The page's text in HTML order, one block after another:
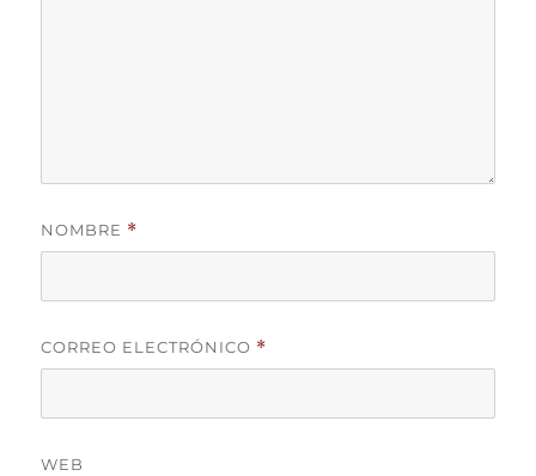
NOMBRE *
CORREO ELECTRÓNICO *
WEB